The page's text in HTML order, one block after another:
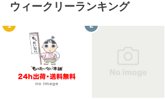
ウィークリーランキング
1 2